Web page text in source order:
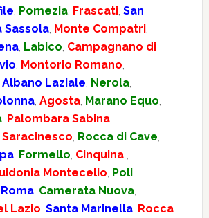
, Pomezia, Frascati, San
Sassola, Monte Compatri,
, Labico, Campagnano di
, Montorio Romano,
Albano Laziale, Nerola,
, Agosta, Marano Equo,
, Palombara Sabina,
Saracinesco, Rocca di Cave,
, Formello, Cinquina ,
Montecelio, Poli,
, Camerata Nuova,
Lazio, Santa Marinella, Rocca